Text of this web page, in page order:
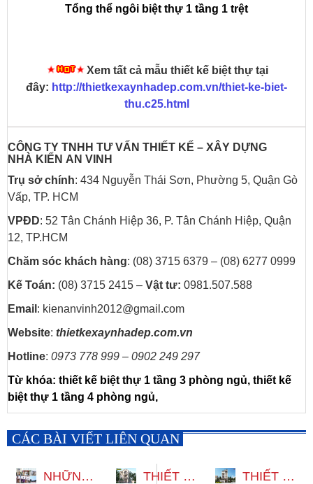
Tổng thể ngôi biệt thự 1 tầng 1 trệt
Xem tất cả mẫu thiết kế biệt thự tại
đây: http://thietkexaynhadep.com.vn/thiet-ke-biet-
thu.c25.html
CÔNG TY TNHH TƯ VẤN THIẾT KẾ – XÂY DỰNG
NHÀ KIẾN AN VINH
Trụ sở chính: 434 Nguyễn Thái Sơn, Phường 5, Quận Gò
Vấp, TP. HCM
VPĐD: 52 Tân Chánh Hiệp 36, P. Tân Chánh Hiệp, Quận
12, TP.HCM
Chăm sóc khách hàng: (08) 3715 6379 – (08) 6277 0999
Kế Toán: (08) 3715 2415 – Vật tư: 0981.507.588
Email : kienanvinh2012@gmail.com
Website: thietkexaynhadep.com.vn
Hotline: 0973 778 999 – 0902 249 297
Từ khóa: thiết kế biệt thự 1 tầng 3 phòng ngủ, thiết kế
biệt thự 1 tầng 4 phòng ngủ,
CÁC BÀI VIẾT LIÊN QUAN
NHỮNG MẪU BIỆT THỰ 3 TẦNG ĐẸP ĐA DẠNG PHONG CÁCH THIẾT KẾ MẪU BIỆT THỰ 3 TẦNG CÓ THANG MÁY 12X22M THIẾT KẾ BIỆT THỰ 3 TẦNG 1 TUM HIỆN ĐẠI CÓ THANG MÁY VÀ HẦM